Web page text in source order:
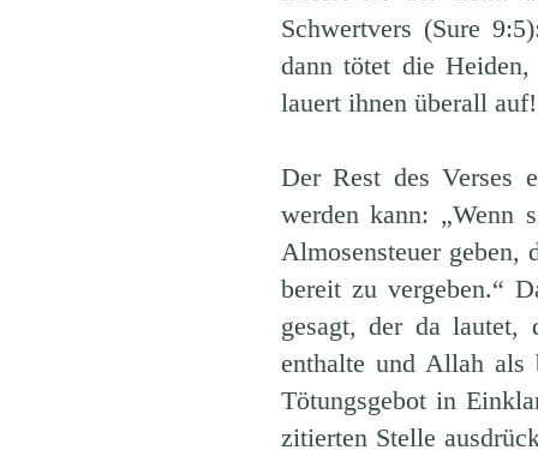
Schwertvers (Sure
dann tötet die
lauert ihnen überall
Der Rest des Verses
werden kann: „Wenn
Almosensteuer geben,
bereit zu vergeben.“
gesagt, der da lautet,
enthalte und Allah als
Tötungsgebot in
zitierten Stelle